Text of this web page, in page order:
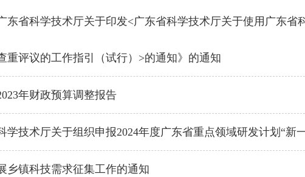
东省科学技术厅关于印发<广东省科学技术厅关于使用广东省
重评议的工作指引（试行）>的通知》的通知
年财政预算调整报告
学技术厅关于组织申报2024年度广东省重点领域研发计划“新
乡镇科技需求征集工作的通知